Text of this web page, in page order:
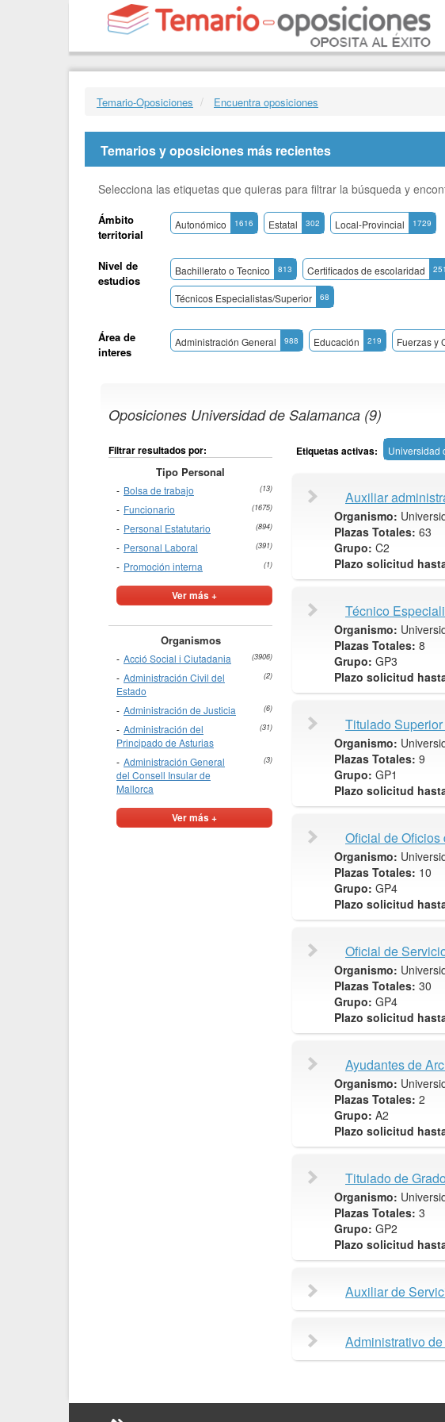
Temario-Oposiciones Encuentra oposiciones
Temarios y oposiciones más recientes
Selecciona las etiquetas que quieras para filtrar la búsqueda y
Ámbito
territorial
Autonómico 1616 Estatal 302 Local-Provincial 1729
Nivel de
estudios
Bachillerato o Tecnico 813 Certificados de escolaridad 251
Técnicos Especialistas/Superior 68
Área de
interes
Administración General 988 Educación 219 Fuerzas y
Oposiciones Universidad de Salamanca (9)
Filtrar resultados por:
Tipo Personal
Bolsa de trabajo (13)
Funcionario (1675)
Personal Estatutario (894)
Personal Laboral (391)
Promoción interna (1)
Ver más +
Organismos
Acció Social i Ciutadania (3906)
Administración Civil del
Estado
(2)
Administración de Justicia (6)
Administración del
Principado de Asturias
(31)
Administración General
del Consell Insular de
Mallorca
(3)
Ver más +
Etiquetas activas: Universidad
Auxiliar
Organismo:
Plazas Totales: 63
Grupo: C2
Plazo solicitud
Técnico
Organismo:
Plazas Totales: 8
Grupo: GP3
Plazo solicitud
Titulado
Organismo:
Plazas Totales: 9
Grupo: GP1
Plazo solicitud
Oficial de
Organismo:
Plazas Totales: 10
Grupo: GP4
Plazo solicitud
Oficial de
Organismo:
Plazas Totales: 30
Grupo: GP4
Plazo solicitud
Ayudantes de
Organismo:
Plazas Totales: 2
Grupo: A2
Plazo solicitud
Titulado de
Organismo:
Plazas Totales: 3
Grupo: GP2
Plazo solicitud
Auxiliar de
Administrativo